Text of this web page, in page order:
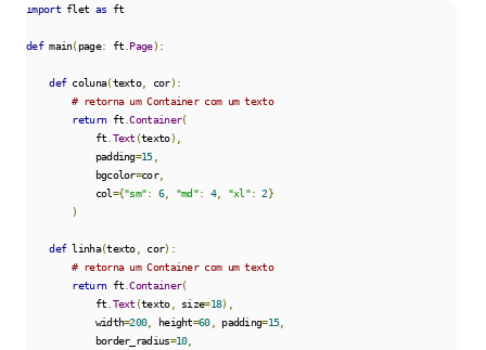
import flet as ft
def main(page: ft Page):
def coluna(texto, cor):
# retorna um Container com um texto
return ft .Container(
            ft
Text (texto),
            padding
=15,
            bgcolor
=cor,
            col
={"sm": 6, "md": 4, "xl": 2}
)
def linha(texto, cor):
# retorna um Container com um texto
return ft .Container(
            ft
Text (texto, size=18),
            width
=200, height=60, padding=15,
            border_radius
=10,